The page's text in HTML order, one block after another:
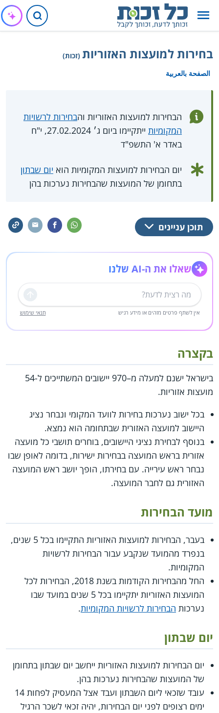
בחירות למועצות האזוריות (זכות)
الصفحة بالعربية
הבחירות למועצות האזוריות והבחירות לרשויות
המקומיות
ייתקיימו ביום ג׳ 27.02.2024, י"ח
באדר א' התשפ"ד
יום הבחירות למועצות המקומיות הוא יום שבתון
בתחומן של המועצות שהבחירות נערכות בהן
תוכן עניינים
שאלו את ה-AI שלנו
שליחה
אין לשתף פרטים מזהים או מידע רגיש תנאי שימוש
בקצרה
בישראל ישנם למעלה מ–970 יישובים המשתייכים ל-54
מועצות אזוריות.
בכל ישוב נערכות בחירות לוועד המקומי ונבחר נציג
היישוב למועצה האזורית שבתחומה הוא נמצא.
בנוסף לבחירת נציגי היישובים, בוחרים תושבי כל מועצה
אזורית בראש המועצה בבחירות ישירות, בדומה לאופן שבו
נבחר ראש עירייה. עם בחירתו, הופך יושב ראש המועצה
האזורית גם לחבר המועצה.
מועד הבחירות
בעבר, הבחירות למועצות האזוריות התקיימו בכל 5 שנים,
בנפרד מהמועד שנקבע עבור הבחירות לרשויות
המקומיות.
החל מהבחירות הקודמות בשנת 2018, הבחירות לכל
המועצות האזוריות יתקיימו בכל 5 שנים במועד שבו
נערכות הבחירות לרשויות המקומיות.
יום שבתון
יום הבחירות למועצות האזוריות ייחשב יום שבתון בתחומן
של המועצות שהבחירות נערכות בהן.
עובד שזכאי ליום השבתון ועבד אצל המעסיק לפחות 14
ימים רצופים לפני יום הבחירות, יהיה זכאי לשכר הרגיל